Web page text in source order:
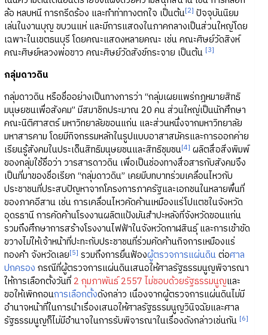
ล้อ หลบหนี การกรีดร้อง และทำท่าทางตกใจ เป็นต้น[2] ปัจจุบันนิยม
เล่นในงานบุญ ขบวนแห่ และมีการแสดงในภาคกลางเป็นส่วนใหญ่โดย
เฉพาะในเขตธนบุรี โดยคณะแสดงหลายคณะ เช่น คณะศิษย์วัดสิงห์
คณะศิษย์หลวงพ่อขาว คณะศิษย์วัดสังข์กระจาย เป็นต้น [3]
กลุ่มดาวดิน
กลุ่มดาวดิน หรือชื่ออย่างเป็นทางการว่า “กลุ่มเผยแพร่กฎหมายสิทธิ
มนุษยชนเพื่อสังคม” มีสมาชิกประมาณ 20 คน ส่วนใหญ่เป็นนักศึกษา
คณะนิติศาสตร์ มหาวิทยาลัยขอนแก่น และส่วนหนึ่งจากมหาวิทยาลัย
มหาสารคาม โดยมีกิจกรรมหลักในรูปแบบอาสาสมัครและการออกค่าย
เรียนรู้สังคมในประเด็นสิทธิมนุษยชนและสิทธิชุมชน[4] ผลิตสื่อสิ่งพิมพ์
ของกลุ่มใช้ชื่อว่า วารสารดาวดิน เพื่อเป็นช่องทางสื่อสารกับสังคมจึง
เป็นที่มาของชื่อเรียก “กลุ่มดาวดิน” เคยมีบทบาทร่วมเคลื่อนไหวกับ
ประชาชนที่ประสบปัญหาจากโครงการภาครัฐและเอกชนในหลายพื้นที่
ของภาคอีสาน เช่น การเคลื่อนไหวคัดค้านเหมืองแร่โปแตชในจังหวัด
อุดรธานี การคัดค้านโรงงานผลิตแป้งมันสำปะหลังที่จังหวัดขอนแก่น
รวมถึงศึกษาการสร้างโรงงานไฟฟ้าในจังหวัดกาฬสินธุ์ และการเข้าขัด
ขวางไม่ให้เจ้าหน้าที่ปะทะกับประชาชนที่ร่วมคัดค้านกิจการเหมืองแร่
ทองคำ จังหวัดเลย[5] รวมถึงการยื่นฟ้องผู้ตรวจการแผ่นดินต่อศาล
ปกครอง กรณีที่ผู้ตรวจการแผ่นดินเสนอให้ศาลรัฐธรรมนูญพิจารณา
ให้การเลือกตั้งวันที่ 2 กุมภาพันธ์ 2557 ไม่ชอบด้วยรัฐธรรมนูญและ
ขอให้เพิกถอนการเลือกตั้งดังกล่าว เนื่องจากผู้ตรวจการแผ่นดินไม่มี
อำนาจหน้าที่ในการนำเรื่องเสนอให้ศาลรัฐธรรมนูญวินิจฉัยและศาล
รัฐธรรมนูญก็ไม่มีอำนาจในการรับพิจารณาในเรื่องดังกล่าวเช่นกัน [6]